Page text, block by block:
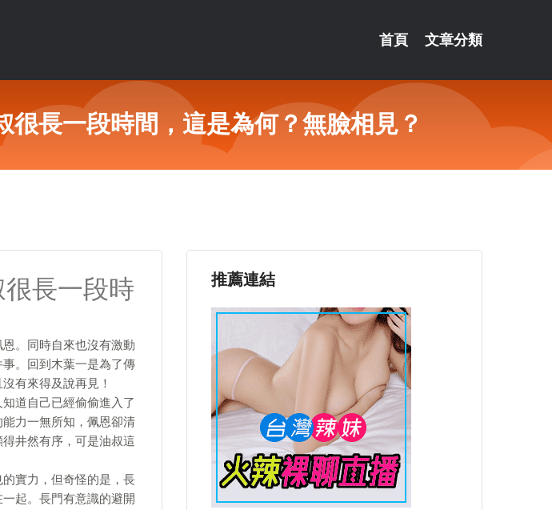
首頁 文章分類
長一段時間，這是為何？無臉相見？
長一段時
。同時自來也沒有激動
。回到木葉一是為了傳
有來得及說再見！
道自己已經偷偷進入了
力一無所知，佩恩卻清
井然有序，可是油叔這
實力，但奇怪的是，長
起。長門有意識的避開
推薦連結